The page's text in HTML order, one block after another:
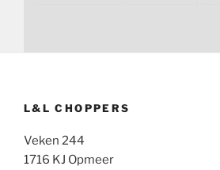
L&L CHOPPERS
Veken 244
1716 KJ Opmeer